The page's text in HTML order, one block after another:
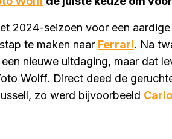
2024-seizoen voor een
te maken naar Ferrari. Na
nieuwe uitdaging, maar dat
Wolff. Direct deed de
zo werd bijvoorbeeld